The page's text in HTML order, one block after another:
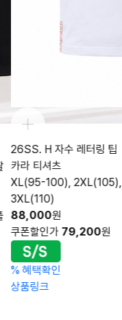
26SS. H 자수 레터링 팁
카라 티셔츠
XL(95-100), 2XL(105),
3XL(110)
88,000원
쿠폰할인가 79,200원
% 혜택확인
상품링크